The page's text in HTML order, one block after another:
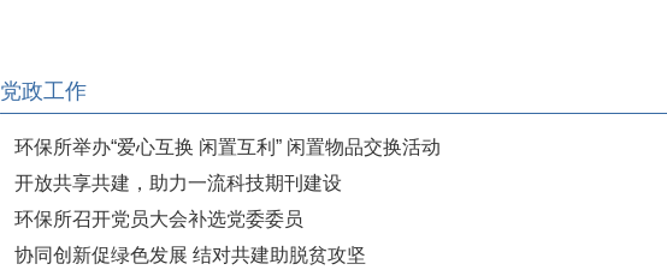
党政工作
环保所举办“爱心互换 闲置互利” 闲置物品交换活动
开放共享共建，助力一流科技期刊建设
环保所召开党员大会补选党委委员
协同创新促绿色发展 结对共建助脱贫攻坚